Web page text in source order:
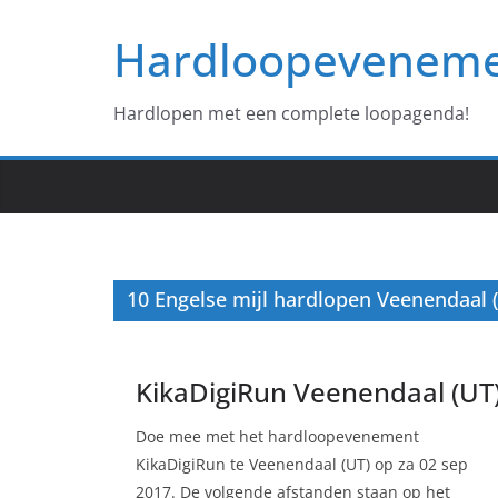
Hardlopen met een complete loopagenda!
10 Engelse mijl hardlopen Veenendaal
KikaDigiRun Veenendaal
Doe mee met het hardloopevenement
KikaDigiRun te Veenendaal (UT) op za 02 sep
2017. De volgende afstanden staan op het